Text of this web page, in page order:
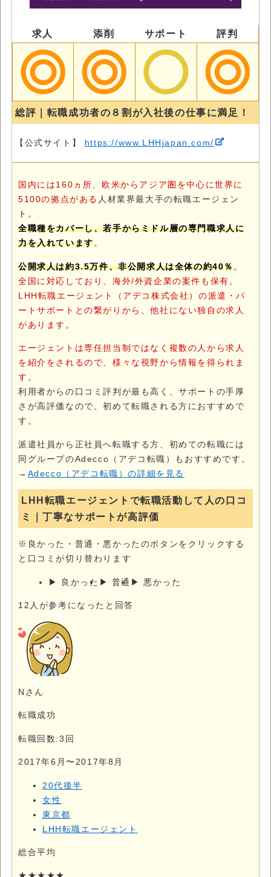
求人 添削 サポート 評判
総評｜転職成功者の８割が入社後の仕事に満足！
【公式サイト】 https://www.LHHjapan.com/
国内には160ヵ所、欧米からアジア圏を中心に世界に
5100の拠点がある 人材業界最大手の転職エージェン
ト。
全職種をカバーし、若手からミドル層の専門職求人に
力を入れています。
公開求人は約3.5万件、非公開求人は全体の約40％。
全国に対応しており、海外/外資企業の案件も保有。
LHH転職エージェント（アデコ株式会社）の派遣・パ
ートサポートとの繋がりから、他社にない独自の求人
があります 。
エージェントは専任担当制ではなく複数の人から求人
を紹介をされるので、様々な視野から情報を得られま
す 。
利用者からの口コミ評判が最も高く、サポートの手厚
さが高評価なので、初めて転職される方におすすめで
す。
派遣社員から正社員へ転職する方、初めての転職には
同グループのAdecco（アデコ転職）もおすすめです。
→ Adecco（アデコ転職）の詳細を見る
LHH転職エージェントで転職活動して人の口コ
ミ｜丁寧なサポートが高評価
※良かった・普通・悪かったのボタンをクリックする
と口コミが切り替わります
▶ 良かった ▶ 普通 ▶ 悪かった
12 人が参考になったと回答
Nさん
転職成功
転職回数:3回
2017年6月〜2017年8月
20代後半
女性
東京都
LHH転職エージェント
総合平均